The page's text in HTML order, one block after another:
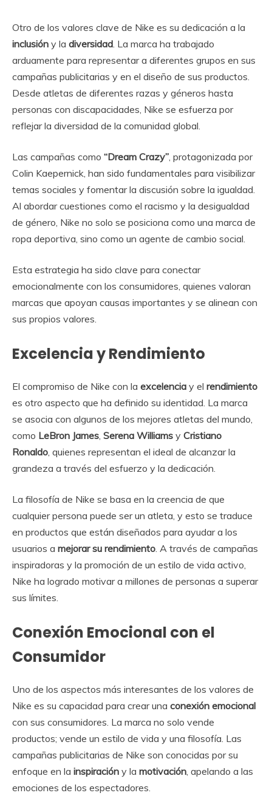
Otro de los valores clave de Nike es su dedicación a la
inclusión y la diversidad . La marca ha trabajado
arduamente para representar a diferentes grupos en sus
campañas publicitarias y en el diseño de sus productos.
Desde atletas de diferentes razas y géneros hasta
personas con discapacidades, Nike se esfuerza por
reflejar la diversidad de la comunidad global.
Las campañas como “Dream Crazy” , protagonizada por
Colin Kaepernick, han sido fundamentales para visibilizar
temas sociales y fomentar la discusión sobre la igualdad.
Al abordar cuestiones como el racismo y la desigualdad
de género, Nike no solo se posiciona como una marca de
ropa deportiva, sino como un agente de cambio social.
Esta estrategia ha sido clave para conectar
emocionalmente con los consumidores, quienes valoran
marcas que apoyan causas importantes y se alinean con
sus propios valores.
Excelencia y Rendimiento
El compromiso de Nike con la excelencia y el rendimiento
es otro aspecto que ha definido su identidad. La marca
se asocia con algunos de los mejores atletas del mundo,
como LeBron James Serena Williams y Cristiano
Ronaldo , quienes representan el ideal de alcanzar la
grandeza a través del esfuerzo y la dedicación.
La filosofía de Nike se basa en la creencia de que
cualquier persona puede ser un atleta, y esto se traduce
en productos que están diseñados para ayudar a los
usuarios a mejorar su rendimiento . A través de campañas
inspiradoras y la promoción de un estilo de vida activo,
Nike ha logrado motivar a millones de personas a superar
sus límites.
Conexión Emocional con el
Consumidor
Uno de los aspectos más interesantes de los valores de
Nike es su capacidad para crear una conexión emocional
con sus consumidores. La marca no solo vende
productos; vende un estilo de vida y una filosofía. Las
campañas publicitarias de Nike son conocidas por su
enfoque en la inspiración y la motivación , apelando a las
emociones de los espectadores.